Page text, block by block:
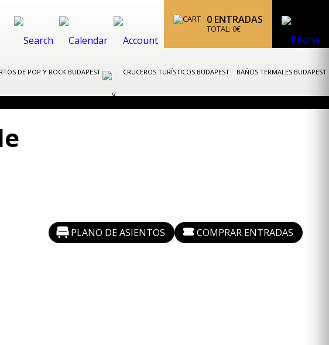
0 ENTRADAS
TOTAL: 0€
DE POP Y ROCK BUDAPEST CRUCEROS TURÍSTICOS BUDAPEST BAÑOS TERMALES BUDAPEST
PLANO DE ASIENTOS COMPRAR ENTRADAS